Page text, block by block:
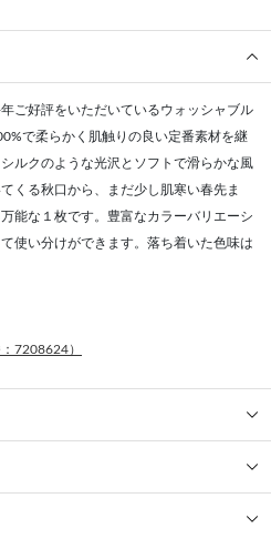
ご好評をいただいているウォッシャブル
で柔らかく肌触りの良い定番素材を継
ルクのような光沢とソフトで滑らかな風
くる秋口から、まだ少し肌寒い春先ま
能な１枚です。豊富なカラーバリエーシ
使い分けができます。落ち着いた色味は
7208624）